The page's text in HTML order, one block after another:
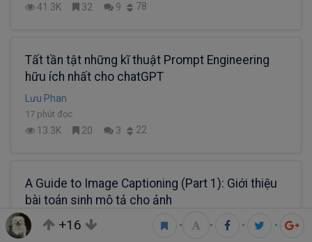
41.3K 32 9 78
Tất tần tật những kĩ thuật Prompt Engineering
hữu ích nhất cho chatGPT
Lưu Phan
17 phút đọc
13.3K 20 3 22
A Guide to Image Captioning (Part 1): Giới thiệu
bài toán sinh mô tả cho ảnh
Nguyen Thanh Huyen
17 phút đọc
+16 • • • •